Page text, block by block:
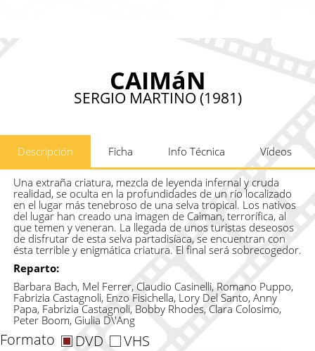
CAIMáN
SERGIO MARTINO (1981)
Descripción Ficha Info Técnica Vídeos
Una extraña criatura, mezcla de leyenda infernal y cruda
realidad, se oculta en la profundidades de un río localizado
en el lugar más tenebroso de una selva tropical. Los nativos
del lugar han creado una imagen de Caiman, terrorífica, al
que temen y veneran. La llegada de unos turistas deseosos
de disfrutar de esta selva partadisíaca, se encuentran con
ésta terrible y enigmática criatura. El final será sobrecogedor.
Reparto:
Barbara Bach, Mel Ferrer, Claudio Casinelli, Romano Puppo,
Fabrizia Castagnoli, Enzo Fisichella, Lory Del Santo, Anny
Papa, Fabrizia Castagnoli, Bobby Rhodes, Clara Colosimo,
Peter Boom, Giulia D\'Ang
Formato DVD VHS